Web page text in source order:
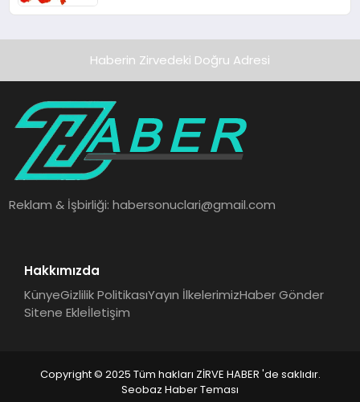
Haberin Zirvedeki Doğru Adresi
Reklam & İşbirliği:habersonuclari@gmail.com
Hakkımızda
KünyeGizlilik PolitikasıYayın İlkelerimizHaber Gönder
Sitene Ekleİletişim
Copyright © 2025 Tüm hakları ZİRVE HABER 'de saklıdır.
Seobaz Haber Teması